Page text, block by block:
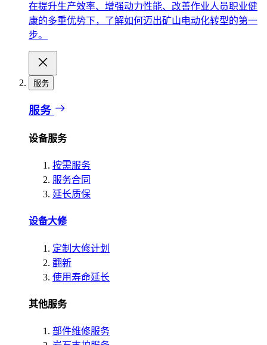
在提升生产效率、增强动力性能、改善作业人员职业健
康的多重优势下，了解如何迈出矿山电动化转型的第一
步。
服务
服务
设备服务
按需服务
服务合同
延长质保
设备大修
定制大修计划
翻新
使用寿命延长
其他服务
部件维修服务